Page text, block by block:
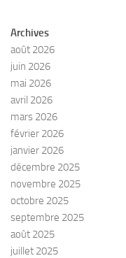
Archives
août 2026
juin 2026
mai 2026
avril 2026
mars 2026
février 2026
janvier 2026
décembre 2025
novembre 2025
octobre 2025
septembre 2025
août 2025
juillet 2025